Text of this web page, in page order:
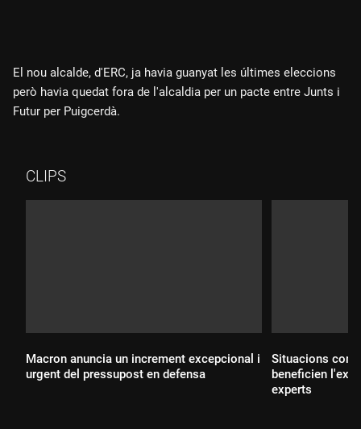
El nou alcalde, d'ERC, ja havia guanyat les últimes eleccions
però havia quedat fora de l'alcaldia per un pacte entre Junts i
Futur per Puigcerdà.
CLIPS
Macron anuncia un increment excepcional i
urgent del pressupost en defensa
Situacions com
beneficien
experts